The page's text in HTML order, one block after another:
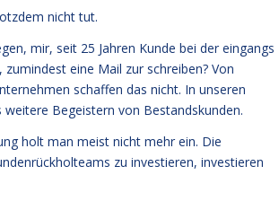
nicht tut.
mir, seit 25 Jahren Kunde bei der eingangs
eine Mail zur schreiben? Von
schaffen das nicht. In unseren
Begeistern von Bestandskunden.
holt man meist nicht mehr ein. Die
zu investieren, investieren